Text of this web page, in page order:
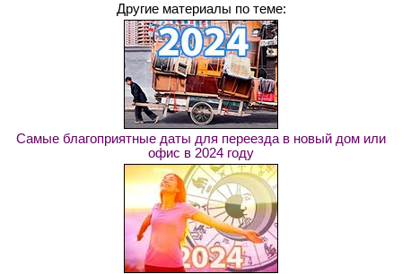
Другие материалы по теме:
Самые благоприятные даты для переезда в новый дом или
офис в 2024 году